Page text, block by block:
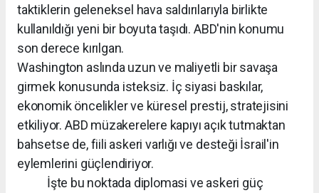
taktiklerin geleneksel hava saldırılarıyla birlikte
kullanıldığı yeni bir boyuta taşıdı. ABD'nin konumu
son derece kırılgan.
Washington aslında uzun ve maliyetli bir savaşa
girmek konusunda isteksiz. İç siyasi baskılar,
ekonomik öncelikler ve küresel prestij, stratejisini
etkiliyor. ABD müzakerelere kapıyı açık tutmaktan
bahsetse de, fiili askeri varlığı ve desteği İsrail'in
eylemlerini güçlendiriyor.
İşte bu noktada diplomasi ve askeri güç